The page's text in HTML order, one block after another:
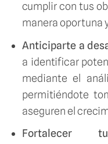
cumplir con tus
manera oportuna
Anticiparte a
a identificar
mediante el
permitiéndote
aseguren el
Fortalecer